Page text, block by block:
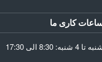
کاری ما
تا 4 شنبه: 8:30 الی 17:30